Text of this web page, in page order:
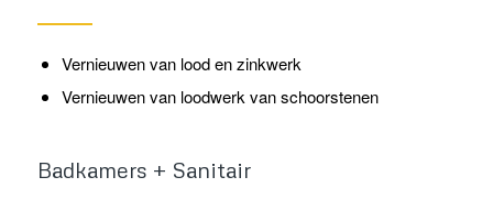
Vernieuwen van lood en zinkwerk
Vernieuwen van loodwerk van schoorstenen
Badkamers + Sanitair